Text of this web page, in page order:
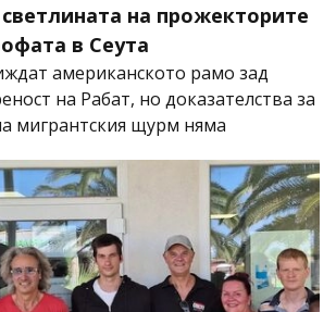
на прожекторите
в Сеута
американското рамо зад
на Рабат, но доказателства за
мигрантския щурм няма